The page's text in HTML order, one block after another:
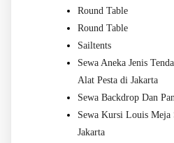
Round Table
Round Table
Sailtents
Sewa Aneka Jenis
Alat Pesta di Jakarta
Sewa Backdrop Dan
Sewa Kursi Louis Meja
Jakarta